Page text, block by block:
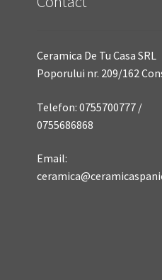
Ceramica De Tu Casa SRL
Poporului nr. 209/162
Telefon: 0755700777 /
0755686868
Email: